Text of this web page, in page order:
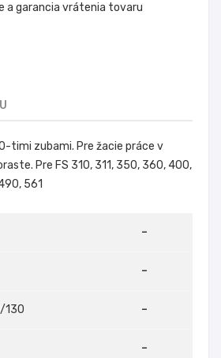
a garancia vrátenia tovaru
timi zubami. Pre žacie práce v
Pre FS 310, 311, 350, 360, 400,
561
–
–
130 –
–